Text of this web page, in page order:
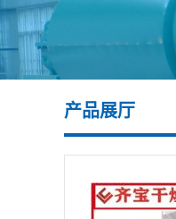
产品展厅